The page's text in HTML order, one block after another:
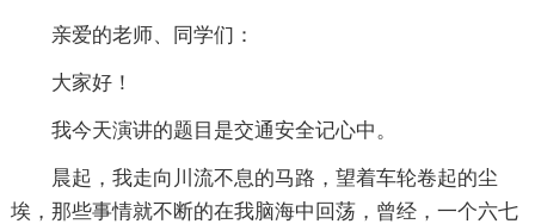
亲爱的老师、同学们：
大家好！
我今天演讲的题目是交通安全记心中。
晨起，我走向川流不息的马路，望着车轮卷起的尘
埃，那些事情就不断的在我脑海中回荡，曾经，一个六七